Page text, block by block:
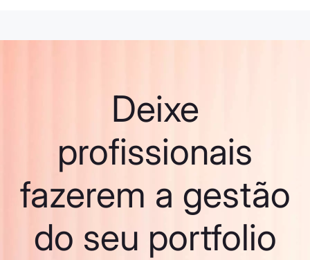
Deixe
profissionais
fazerem a gestão
do seu portfolio